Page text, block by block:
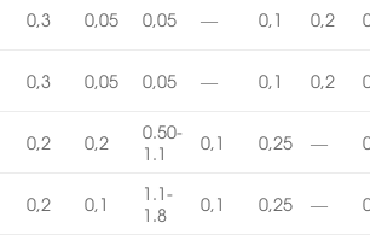
0,3 0,05 0,05 — 0,1 0,2
0,3 0,05 0,05 — 0,1 0,2
0,2 0,2
0.50-
1.1
0,1 0,25 —
0,2 0,1
1.1-
1.8
0,1 0,25 —